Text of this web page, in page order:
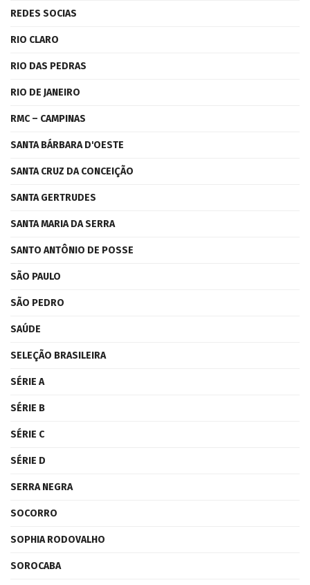
REDES SOCIAS
RIO CLARO
RIO DAS PEDRAS
RIO DE JANEIRO
RMC – CAMPINAS
SANTA BÁRBARA D'OESTE
SANTA CRUZ DA CONCEIÇÃO
SANTA GERTRUDES
SANTA MARIA DA SERRA
SANTO ANTÔNIO DE POSSE
SÃO PAULO
SÃO PEDRO
SAÚDE
SELEÇÃO BRASILEIRA
SÉRIE A
SÉRIE B
SÉRIE C
SÉRIE D
SERRA NEGRA
SOCORRO
SOPHIA RODOVALHO
SOROCABA